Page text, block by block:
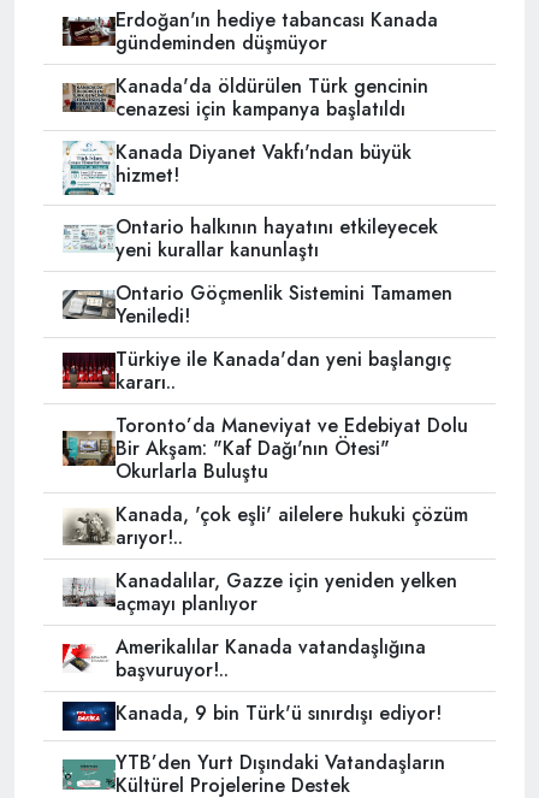
Erdoğan'ın hediye tabancası Kanada
gündeminden düşmüyor
Kanada'da öldürülen Türk gencinin
cenazesi için kampanya başlatıldı
Kanada Diyanet Vakfı'ndan büyük
hizmet!
Ontario halkının hayatını etkileyecek
yeni kurallar kanunlaştı
Ontario Göçmenlik Sistemini Tamamen
Yeniledi!
Türkiye ile Kanada'dan yeni başlangıç
kararı..
Toronto’da Maneviyat ve Edebiyat Dolu
Bir Akşam: "Kaf Dağı'nın Ötesi"
Okurlarla Buluştu
Kanada, 'çok eşli' ailelere hukuki çözüm
arıyor!..
Kanadalılar, Gazze için yeniden yelken
açmayı planlıyor
Amerikalılar Kanada vatandaşlığına
başvuruyor!..
Kanada, 9 bin Türk'ü sınırdışı ediyor!
YTB’den Yurt Dışındaki Vatandaşların
Kültürel Projelerine Destek